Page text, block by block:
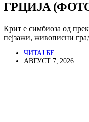
ГРЦИЈА
Крит е симбиоза од
пејзажи, живописни
ЧИТАЈ БЕ
АВГУСТ 7, 2026